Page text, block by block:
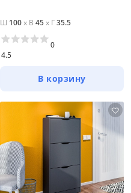
Ш 100x В 45x Г35.5
4.5
0
В корзину